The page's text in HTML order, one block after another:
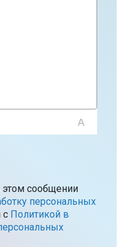
сообщении
персональных
c Политикой в